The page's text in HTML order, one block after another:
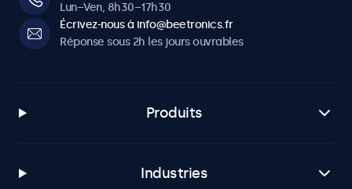
Lun–Ven, 8h30–17h30
Écrivez-nous à info@beetronics.fr
Réponse sous 2h les jours ouvrables
Produits
Industries